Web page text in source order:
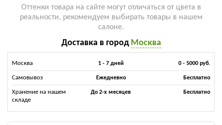
Оттенки товара на сайте могут отличаться от цвета в
реальности, рекомендуем выбирать товары в нашем
салоне.
Доставка в город Москва
Москва 1 - 7 дней 0 - 5000 руб.
Самовывоз Ежедневно Бесплатно
Хранение на нашем
складе
До 2-х месяцев Бесплатно